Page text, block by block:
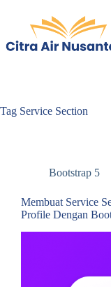
content
Tag Service Section
Bootstrap 5
Membuat Service
Profile Dengan